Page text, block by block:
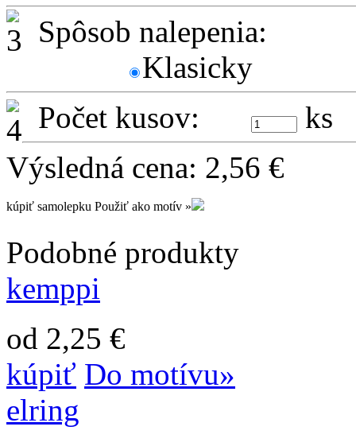
Spôsob nalepenia:
Klasicky
Počet kusov:
ks
Výsledná cena: 2,56 €
kúpiť samolepku Použiť ako motív »
Podobné produkty
kemppi
od 2,25 €
kúpiť Do motívu»
elring